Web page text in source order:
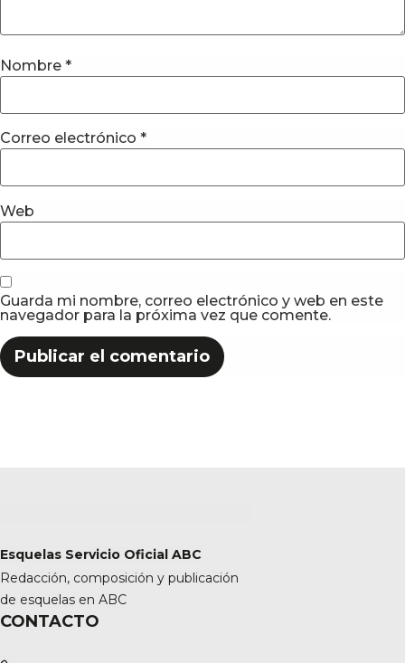
Nombre *
Correo electrónico *
Web
Guarda mi nombre, correo electrónico y web en este
navegador para la próxima vez que comente.
Esquelas Servicio Oficial ABC
Redacción, composición y publicación
de esquelas en ABC
CONTACTO